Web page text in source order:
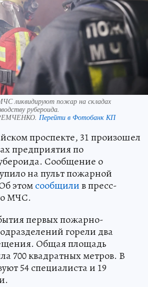
ликвидируют пожар на складах
рубероида.
Перейти в Фотобанк КП
проспекте, 31 произошел
предприятия по
Сообщение о
на пульт пожарной
этомсообщилив пресс-
МЧС.
первых пожарно-
горели два
Общая площадь
700 квадратных метров. В
54 специалиста и 19